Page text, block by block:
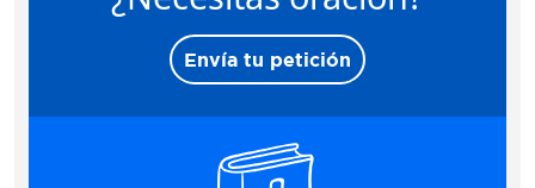
Envía tu petición